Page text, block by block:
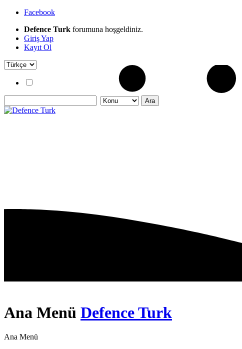
Facebook
Defence Turk forumuna hoşgeldiniz.
Giriş Yap
Kayıt Ol
Ana Menü Defence Turk
Ana Menü